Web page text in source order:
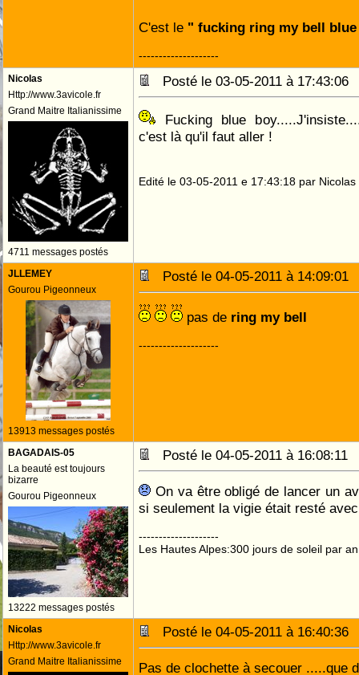
C'est le
--------------------
Nicolas
Http://www.3avicole.fr
Grand Maitre Italianissime
4711 messages postés
Posté le 03-05-2011 à
Fucking blue
c'est là qu'il faut aller !
Edité le 03-05-2011 e 17:43:18 par Nicolas
JLLEMEY
Gourou Pigeonneux
13913 messages postés
Posté le 04-05-2011 à
pas de
--------------------
BAGADAIS-05
La beauté est toujours
bizarre
Gourou Pigeonneux
13222 messages postés
Posté le 04-05-2011 à 16:08:11
On va être obligé de lancer un
si seulement la vigie était resté
--------------------
Les Hautes Alpes:300 jours de soleil par an
Nicolas
Http://www.3avicole.fr
Grand Maitre Italianissime
Posté le 04-05-2011 à
Pas de clochette à secouer .....que